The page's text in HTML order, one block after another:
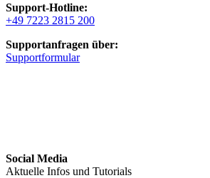
Support-Hotline:
+49 7223 2815 200
Supportanfragen über:
Supportformular
Social Media
Aktuelle Infos und Tutorials